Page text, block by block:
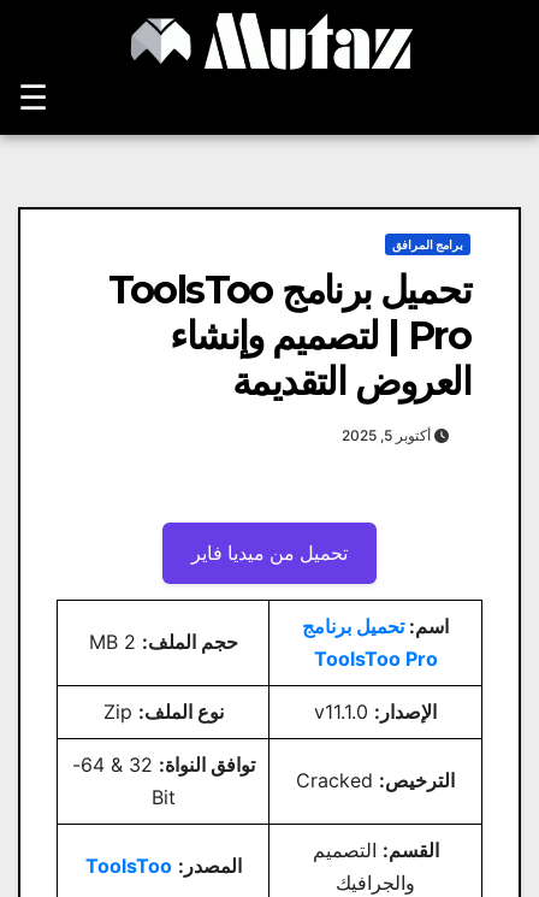
☰
برامج المرافق
تحميل برنامج ToolsToo
Pro | لتصميم وإنشاء
العروض التقديمة
أكتوبر 5, 2025
تحميل من ميديا ​​فاير
اسم:تحميل برنامج
ToolsToo Pro
حجم الملف:
الإصدار: نوع الملف:
الترخيص:
توافق النواة:
32 & 64-
Bit
القسم: التصميم
والجرافيك
المصدر: ToolsToo